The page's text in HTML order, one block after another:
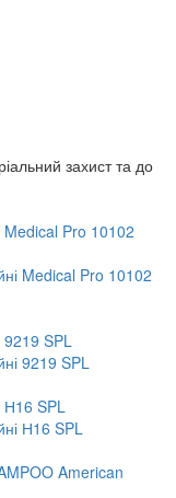
захист та до
Medical Pro 10102
9219 SPL
Н16 SPL
American